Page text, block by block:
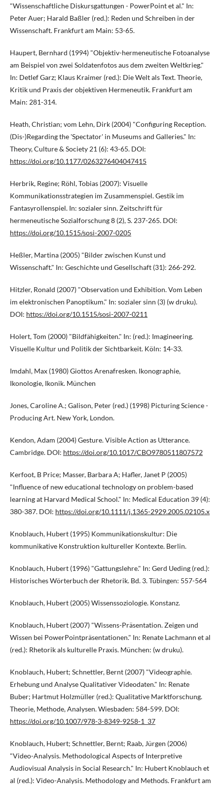
"Wissenschaftliche Diskursgattungen - PowerPoint et al." In:
Peter Auer; Harald Baßler (red.): Reden und Schreiben in der
Wissenschaft. Frankfurt am Main: 53-65.
Haupert, Bernhard (1994) "Objektiv-hermeneutische Fotoanalyse
am Beispiel von zwei Soldatenfotos aus dem zweiten Weltkrieg."
In: Detlef Garz; Klaus Kraimer (red.): Die Welt als Text. Theorie,
Kritik und Praxis der objektiven Hermeneutik. Frankfurt am
Main: 281-314.
Heath, Christian; vom Lehn, Dirk (2004) "Configuring Reception.
(Dis-)Regarding the 'Spectator' in Museums and Galleries." In:
Theory, Culture & Society 21 (6): 43-65. DOI:
https://doi.org/10.1177/0263276404047415
Herbrik, Regine; Röhl, Tobias (2007): Visuelle
Kommunikationsstrategien im Zusammenspiel. Gestik im
Fantasyrollenspiel. In: sozialer sinn. Zeitschrift für
hermeneutische Sozialforschung 8 (2), S. 237-265. DOI:
https://doi.org/10.1515/sosi-2007-0205
Heßler, Martina (2005) "Bilder zwischen Kunst und
Wissenschaft." In: Geschichte und Gesellschaft (31): 266-292.
Hitzler, Ronald (2007) "Observation und Exhibition. Vom Leben
im elektronischen Panoptikum." In: sozialer sinn (3) (w druku).
DOI: https://doi.org/10.1515/sosi-2007-0211
Holert, Tom (2000) "Bildfähigkeiten." In: (red.): Imagineering.
Visuelle Kultur und Politik der Sichtbarkeit. Köln: 14-33.
Imdahl, Max (1980) Giottos Arenafresken. Ikonographie,
Ikonologie, Ikonik. München
Jones, Caroline A.; Galison, Peter (red.) (1998) Picturing Science -
Producing Art. New York, London.
Kendon, Adam (2004) Gesture. Visible Action as Utterance.
Cambridge. DOI: https://doi.org/10.1017/CBO9780511807572
Kerfoot, B Price; Masser, Barbara A; Hafler, Janet P (2005)
"Influence of new educational technology on problem-based
learning at Harvard Medical School." In: Medical Education 39 (4):
380-387. DOI: https://doi.org/10.1111/j.1365-2929.2005.02105.x
Knoblauch, Hubert (1995) Kommunikationskultur: Die
kommunikative Konstruktion kultureller Kontexte. Berlin.
Knoblauch, Hubert (1996) "Gattungslehre." In: Gerd Ueding (red.):
Historisches Wörterbuch der Rhetorik. Bd. 3. Tübingen: 557-564
Knoblauch, Hubert (2005) Wissenssoziologie. Konstanz.
Knoblauch, Hubert (2007) "Wissens-Präsentation. Zeigen und
Wissen bei PowerPointpräsentationen." In: Renate Lachmann et al
(red.): Rhetorik als kulturelle Praxis. München: (w druku).
Knoblauch, Hubert; Schnettler, Bernt (2007) "Videographie.
Erhebung und Analyse Qualitativer Videodaten." In: Renate
Buber; Hartmut Holzmüller (red.): Qualitative Marktforschung.
Theorie, Methode, Analysen. Wiesbaden: 584-599. DOI:
https://doi.org/10.1007/978-3-8349-9258-1_37
Knoblauch, Hubert; Schnettler, Bernt; Raab, Jürgen (2006)
"Video-Analysis. Methodological Aspects of Interpretive
Audiovisual Analysis in Social Research." In: Hubert Knoblauch et
al (red.): Video-Analysis. Methodology and Methods. Frankfurt am